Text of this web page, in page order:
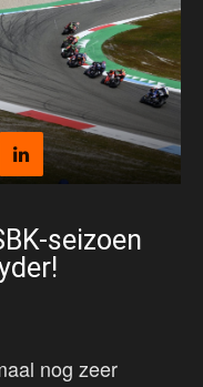
seizoen
nog zeer